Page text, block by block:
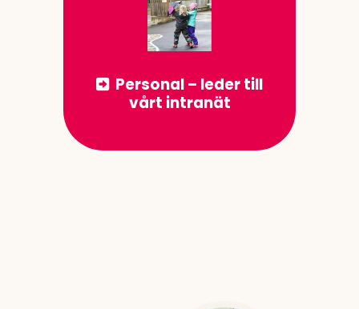
Personal – leder till
vårt intranät